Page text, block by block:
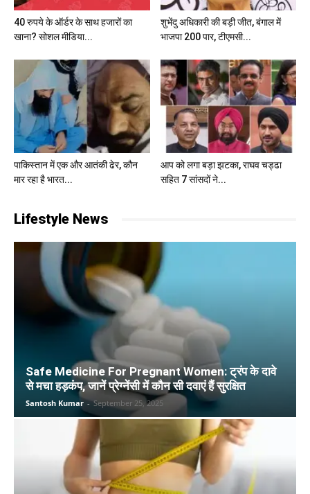
40 रुपये के ऑर्डर के साथ हजारों का
खाना? सोशल मीडिया...
शुभेंदु अधिकारी की बड़ी जीत, बंगाल में
भाजपा 200 पार, टीएमसी...
पाकिस्तान में एक और आतंकी ढेर, कौन
मार रहा है भारत...
आप को लगा बड़ा झटका, राघव चड्ढा
सहित 7 सांसदों ने...
Lifestyle News
Safe Medicine For Pregnant Women: ट्रंप के दावे
से मचा हड़कंप, जानें प्रेग्नेंसी में कौन सी दवाएं हैं सुरक्षित
Santosh Kumar - September 25, 2025